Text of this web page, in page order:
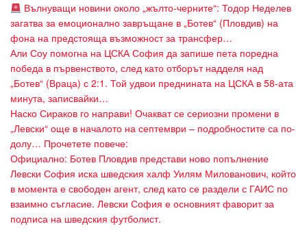
Вълнуващи новини около „жълто-черните“: Тодор Неделев
загатва за емоционално завръщане в „Ботев“ (Пловдив) на
фона на предстояща възможност за трансфер…
Али Соу помогна на ЦСКА София да запише пета поредна
победа в първенството, след като отборът надделя над
„Ботев“ (Враца) с 2:1. Той удвои преднината на ЦСКА в 58-ата
минута, записвайки…
Наско Сираков го направи! Очакват се сериозни промени в
„Левски“ още в началото на септември – подробностите са по-
долу… Прочетете повече:
Официално: Ботев Пловдив представи ново попълнение
Левски София иска шведския халф Уилям Милованович, който
в момента е свободен агент, след като се раздели с ГАИС по
взаимно съгласие. Левски София е основният фаворит за
подписа на шведския футболист.